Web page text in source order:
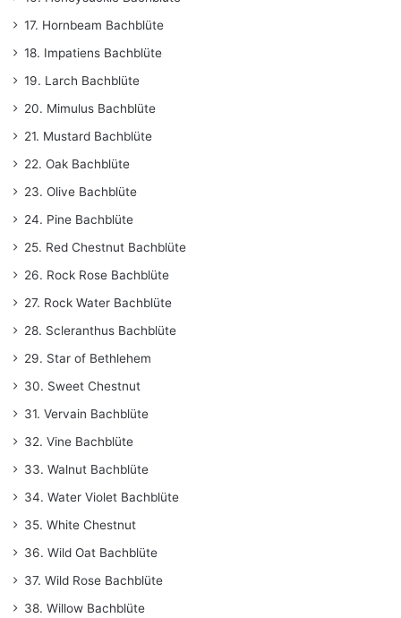
17. Hornbeam Bachblüte
18. Impatiens Bachblüte
19. Larch Bachblüte
20. Mimulus Bachblüte
21. Mustard Bachblüte
22. Oak Bachblüte
23. Olive Bachblüte
24. Pine Bachblüte
25. Red Chestnut Bachblüte
26. Rock Rose Bachblüte
27. Rock Water Bachblüte
28. Scleranthus Bachblüte
29. Star of Bethlehem
30. Sweet Chestnut
31. Vervain Bachblüte
32. Vine Bachblüte
33. Walnut Bachblüte
34. Water Violet Bachblüte
35. White Chestnut
36. Wild Oat Bachblüte
37. Wild Rose Bachblüte
38. Willow Bachblüte